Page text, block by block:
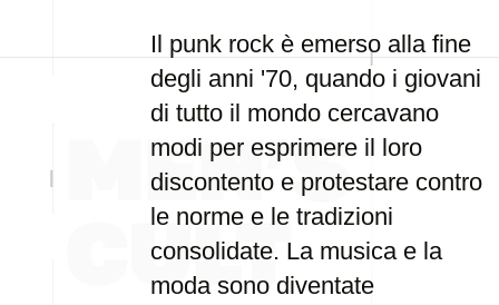
Il punk rock è emerso alla fine
degli anni '70, quando i giovani
di tutto il mondo cercavano
modi per esprimere il loro
discontento e protestare contro
le norme e le tradizioni
consolidate. La musica e la
moda sono diventate